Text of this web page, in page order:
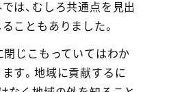
は、むしろ共通点を見出
こともありました。
閉じこもっていてはわか
す。地域に貢献するに